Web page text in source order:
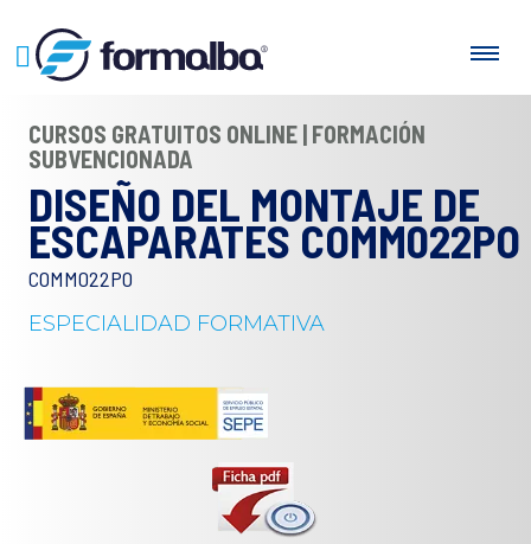
CURSOS GRATUITOS ONLINE | FORMACIÓN
SUBVENCIONADA
DISEÑO DEL MONTAJE DE
ESCAPARATES COMM022PO
COMM022PO
ESPECIALIDAD FORMATIVA